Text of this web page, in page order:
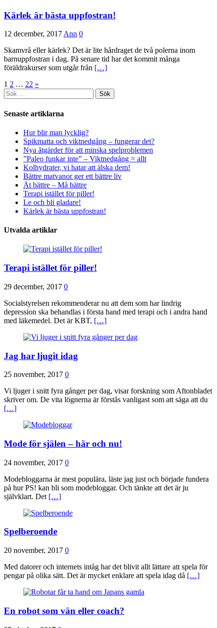
Kärlek är bästa uppfostran!
12 december, 2017 Ann 0
Skamvrå eller kärlek? Det är lite hårdraget de två polerna inom
barnuppfostran i dag. På senare tid har det kommit många
föräldrakurser som utgår från […]
Sidnumrering
för
inlägg
1 2 … 22 »
Sök
efter:
Senaste artiklarna
Hur blir man lycklig?
Spikmatta och viktnedgång – fungerar det?
Nya åtgärder för att minska spelproblemen
”Paleo funkar inte” – Viktnedgång = allt
Kolhydrater, vi hatar att älska dem!
Bättre matvanor ger ett bättre liv
Ät bättre – Må bättre
Terapi istället för piller!
Le och bli gladare!
Kärlek är bästa uppfostran!
Utvalda artiklar
Terapi istället för piller!
29 december, 2017 0
Socialstyrelsen rekommenderar nu att dem som har lindrig
depression ska behandlas i första hand med terapi och i andra hand
med läkemedel. Det är KBT, […]
Jag har ljugit idag
25 november, 2017 0
Vi ljuger i snitt fyra gånger per dag, visar forskning som Aftonbladet
skriver om. De vita lögnerna är förstås vanligast som att säga att du
[…]
Mode för själen – här och nu!
24 november, 2017 0
Modebloggarna är mest populära, läste jag just och började fundera
på hur PS! kan bli som modebloggar. Och tänkte att det är ju
självklart. Det […]
Spelberoende
20 november, 2017 0
Med datorer och internets intåg har det blivit allt lättare att spela för
pengar på olika sätt. Det är mycket enklare att spela idag då […]
En robot som vän eller coach?